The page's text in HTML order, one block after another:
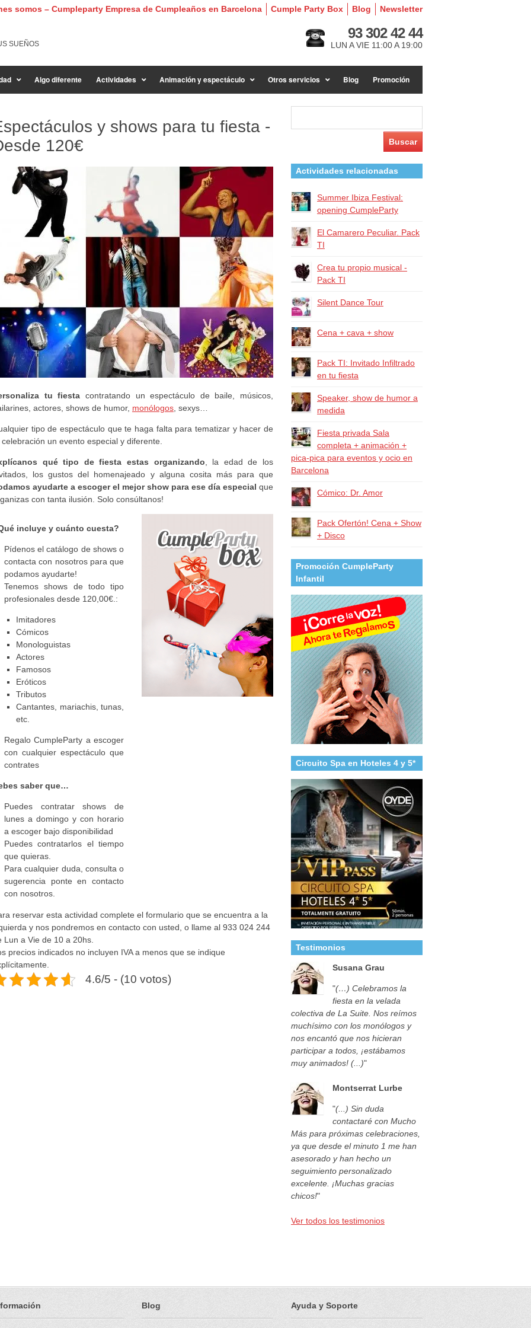
Newsletter
Blog
Cumple Party Box
somos – Cumpleparty Empresa de Cumpleaños en Barcelona
SUEÑOS
93 302 42 44
LUN A VIE 11:00 A 19:00
Algo diferente Actividades Animación y espectáculo Otros servicios Blog Promoción
y shows para tu fiesta -
120€
tu fiesta contratando un espectáculo de baile, músicos,
actores, shows de humor, monólogos , sexys…
tipo de espectáculo que te haga falta para tematizar y hacer de
celebración un evento especial y diferente.
qué tipo de fiesta estas organizando , la edad de los
los gustos del homenajeado y alguna cosita más para que
ayudarte a escoger el mejor show para ese día especial que
con tanta ilusión. Solo consúltanos!
incluye y cuánto cuesta?
Pídenos el catálogo de shows o
contacta con nosotros para que
podamos ayudarte!
Tenemos shows de todo tipo
profesionales desde 120,00€.:
Imitadores
Cómicos
Monologuistas
Actores
Famosos
Eróticos
Tributos
Cantantes, mariachis, tunas,
etc.
Regalo CumpleParty a escoger
con cualquier espectáculo que
contrates
saber que…
Puedes contratar shows de
lunes a domingo y con horario
a escoger bajo disponibilidad
Puedes contratarlos el tiempo
que quieras.
Para cualquier duda, consulta o
sugerencia ponte en contacto
con nosotros.
reservar esta actividad complete el formulario que se encuentra a la
y nos pondremos en contacto con usted, o llame al 933 024 244
Lun a Vie de 10 a 20hs.
precios indicados no incluyen IVA a menos que se indique
4.6/5 - (10 votos)
Actividades relacionadas
Summer Ibiza Festival:
opening CumpleParty
El Camarero Peculiar. Pack
TI
Crea tu propio musical -
Pack TI
Silent Dance Tour
Cena + cava + show
Pack TI: Invitado Infiltrado
en tu fiesta
Speaker, show de humor a
medida
Fiesta privada Sala
completa + animación +
pica-pica para eventos y ocio en
Barcelona
Cómico: Dr. Amor
Pack Ofertón! Cena + Show
+ Disco
Promoción CumpleParty
Infantil
Circuito Spa en Hoteles 4 y 5*
Testimonios
Susana Grau
"(…) Celebramos la
fiesta en la velada
colectiva de La Suite. Nos reímos
muchísimo con los monólogos y
nos encantó que nos hicieran
participar a todos, ¡estábamos
muy animados! (...)"
Montserrat Lurbe
"(...) Sin duda
contactaré con Mucho
Más para próximas celebraciones,
ya que desde el minuto 1 me han
asesorado y han hecho un
seguimiento personalizado
excelente. ¡Muchas gracias
chicos!"
Ver todos los testimonios
Blog Ayuda y Soporte